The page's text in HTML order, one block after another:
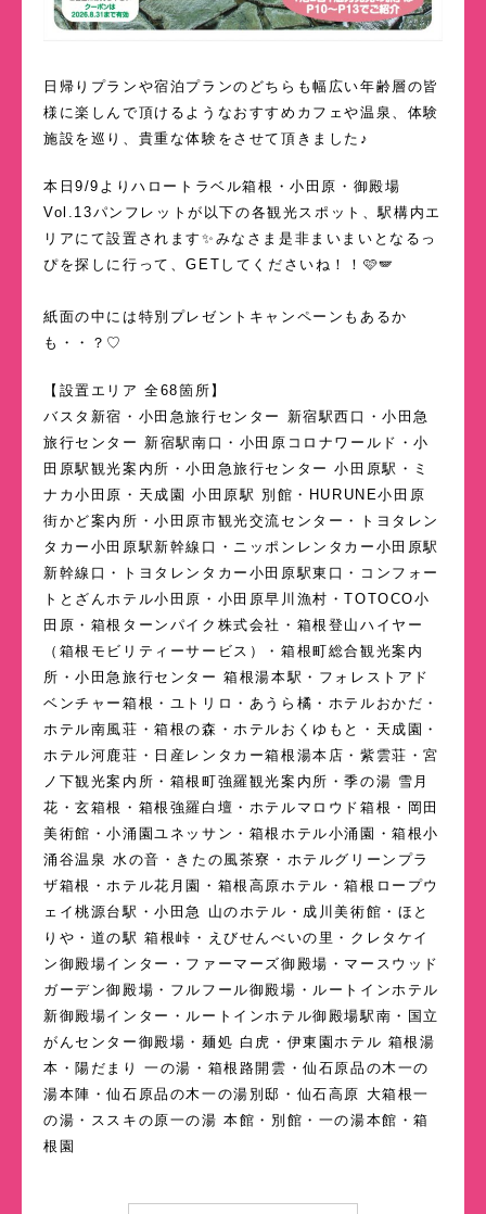
日帰りプランや宿泊プランのどちらも幅広い年齢層の皆
様に楽しんで頂けるようなおすすめカフェや温泉、体験
施設を巡り、貴重な体験をさせて頂きました♪
本日9/9よりハロートラベル箱根・小田原・御殿場
Vol.13パンフレットが以下の各観光スポット、駅構内エ
リアにて設置されます✨みなさま是非まいまいとなるっ
ぴを探しに行って、GETしてくださいね！！🩷🪽
紙面の中には特別プレゼントキャンペーンもあるか
も・・？♡
【設置エリア 全68箇所】
バスタ新宿・小田急旅行センター 新宿駅西口・小田急
旅行センター 新宿駅南口・小田原コロナワールド・小
田原駅観光案内所・小田急旅行センター 小田原駅・ミ
ナカ小田原・天成園 小田原駅 別館・HURUNE小田原
街かど案内所・小田原市観光交流センター・トヨタレン
タカー小田原駅新幹線口・ニッポンレンタカー小田原駅
新幹線口・トヨタレンタカー小田原駅東口・コンフォー
トとざんホテル小田原・小田原早川漁村・TOTOCO小
田原・箱根ターンパイク株式会社・箱根登山ハイヤー
（箱根モビリティーサービス）・箱根町総合観光案内
所・小田急旅行センター 箱根湯本駅・フォレストアド
ベンチャー箱根・ユトリロ・あうら橘・ホテルおかだ・
ホテル南風荘・箱根の森・ホテルおくゆもと・天成園・
ホテル河鹿荘・日産レンタカー箱根湯本店・紫雲荘・宮
ノ下観光案内所・箱根町強羅観光案内所・季の湯 雪月
花・玄箱根・箱根強羅白壇・ホテルマロウド箱根・岡田
美術館・小涌園ユネッサン・箱根ホテル小涌園・箱根小
涌谷温泉 水の音・きたの風茶寮・ホテルグリーンプラ
ザ箱根・ホテル花月園・箱根高原ホテル・箱根ロープウ
ェイ桃源台駅・小田急 山のホテル・成川美術館・ほと
りや・道の駅 箱根峠・えびせんべいの里・クレタケイ
ン御殿場インター・ファーマーズ御殿場・マースウッド
ガーデン御殿場・フルフール御殿場・ルートインホテル
新御殿場インター・ルートインホテル御殿場駅南・国立
がんセンター御殿場・麺処 白虎・伊東園ホテル 箱根湯
本・陽だまり 一の湯・箱根路開雲・仙石原品の木一の
湯本陣・仙石原品の木一の湯別邸・仙石高原 大箱根一
の湯・ススキの原一の湯 本館・別館・一の湯本館・箱
根園